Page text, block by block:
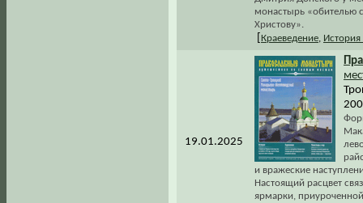
монастырь «обителью
Христову».
Краеведение, История
19.01.2025
и вражеские
Настоящий расцвет
ярмарки,